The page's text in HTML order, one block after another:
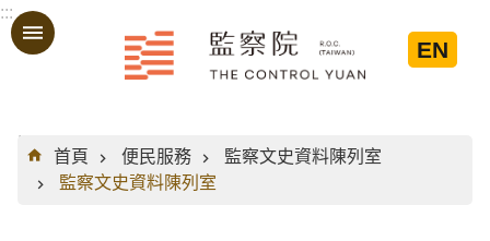
跳到主要內容區塊
:::
EN
:::
首頁
便民服務
監察文史資料陳列室
監察文史資料陳列室